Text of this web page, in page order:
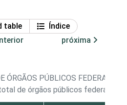
table
Índice
próxima
ÓRGÃOS PÚBLICOS FEDERAIS
de órgãos públicos federais e